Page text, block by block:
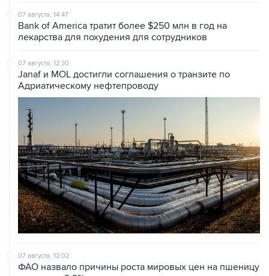
07 августа, 14:47
Bank of America тратит более $250 млн в год на
лекарства для похудения для сотрудников
07 августа, 12:30
Janaf и MOL достигли соглашения о транзите по
Адриатическому нефтепроводу
07 августа, 12:02
ФАО назвало причины роста мировых цен на пшеницу